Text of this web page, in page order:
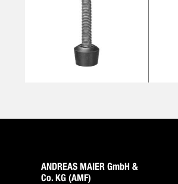
ANDREAS MAIER GmbH &
Co. KG (AMF)